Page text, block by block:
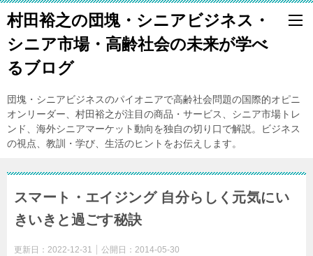
村田裕之の団塊・シニアビジネス・
シニア市場・高齢社会の未来が学べ
るブログ
団塊・シニアビジネスのパイオニアで高齢社会問題の国際的オピニ
オンリーダー、村田裕之が注目の商品・サービス、シニア市場トレ
ンド、海外シニアマーケット動向を独自の切り口で解説。ビジネス
の視点、教訓・学び、生活のヒントをお伝えします。
スマート・エイジング 自分らしく元気にい
きいきと過ごす秘訣
更新日： 2022-12-31 公開日： 2014-05-30